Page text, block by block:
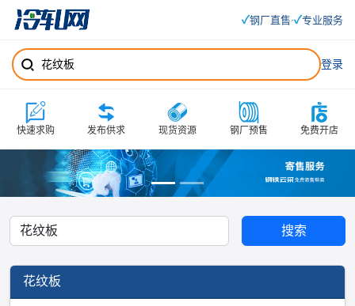
✓钢厂直售·✓专业服务
登录
快速求购 发布供求 现货资源 钢厂预售 免费开店
搜索
花纹板